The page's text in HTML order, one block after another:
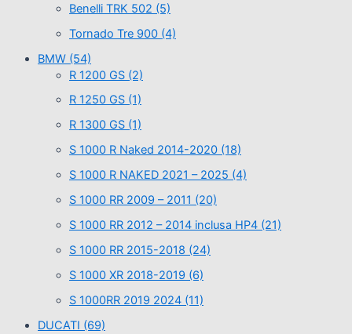
Benelli TRK 502 (5)
Tornado Tre 900 (4)
BMW (54)
R 1200 GS (2)
R 1250 GS (1)
R 1300 GS (1)
S 1000 R Naked 2014-2020 (18)
S 1000 R NAKED 2021 – 2025 (4)
S 1000 RR 2009 – 2011 (20)
S 1000 RR 2012 – 2014 inclusa HP4 (21)
S 1000 RR 2015-2018 (24)
S 1000 XR 2018-2019 (6)
S 1000RR 2019 2024 (11)
DUCATI (69)